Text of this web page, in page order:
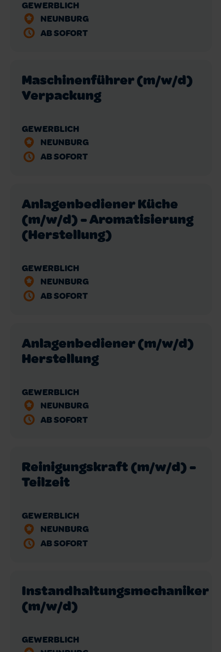
Instandhaltungsmechaniker
(m/w/d)
GEWERBLICH
Reinigungskraft (m/w/d) -
Teilzeit
GEWERBLICH
NEUNBURG
AB SOFORT
Anlagenbediener (m/w/d)
Herstellung
GEWERBLICH
NEUNBURG
AB SOFORT
Anlagenbediener Küche
(m/w/d) - Aromatisierung
(Herstellung)
GEWERBLICH
NEUNBURG
AB SOFORT
Maschinenführer (m/w/d)
Verpackung
GEWERBLICH
NEUNBURG
AB SOFORT
GEWERBLICH
NEUNBURG
AB SOFORT